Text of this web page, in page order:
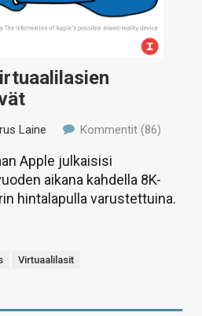
Laine Kommentit (86)
Apple julkaisisi
aikana kahdella 8K-
hintalapulla varustettuina.
Virtuaalilasit